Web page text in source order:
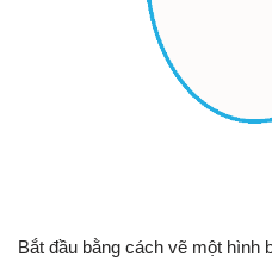
Bắt đầu bằng cách vẽ một hình